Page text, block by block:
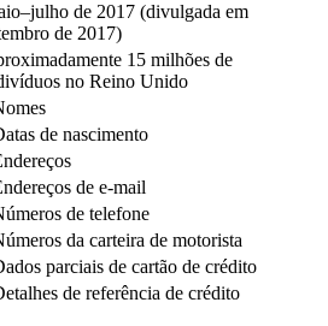
de 2017 (divulgada em
de 2017)
15 milhões de
no Reino Unido
de nascimento
de e-mail
de telefone
da carteira de motorista
parciais de cartão de crédito
de referência de crédito